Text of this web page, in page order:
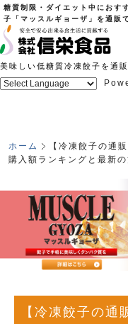
糖質制限・ダイエット中におす
子「マッスルギョーザ」を通販
美味しい低糖質冷凍餃子を通販
ホーム
【冷凍餃子の通
購入額ランキングと最新
【冷凍餃子の通